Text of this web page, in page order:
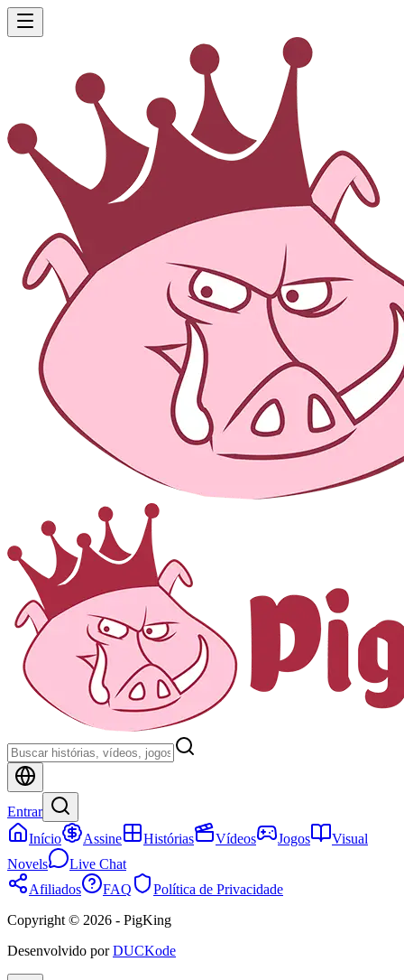
Entrar
Início
Assine Histórias Vídeos Jogos
Visual
Novels
Live Chat
Afiliados
FAQ
Política de Privacidade
Copyright © 2026 - PigKing
Desenvolvido por DUCKode